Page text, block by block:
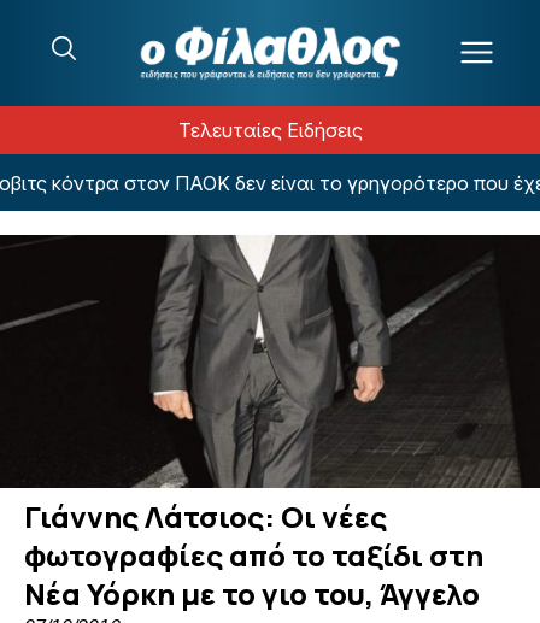
Τελευταίες Ειδήσεις
κόντρα στον ΠΑΟΚ δεν είναι το γρηγορότερο που έχει
Γιάννης Λάτσιος: Οι νέες
φωτογραφίες από το ταξίδι στη
Νέα Υόρκη με το γιο του, Άγγελο